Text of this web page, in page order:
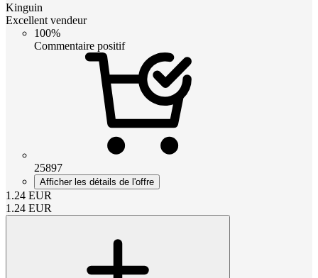
Kinguin
Excellent vendeur
100%
Commentaire positif
25897
Afficher les détails de l'offre
1.24 EUR
1.24 EUR